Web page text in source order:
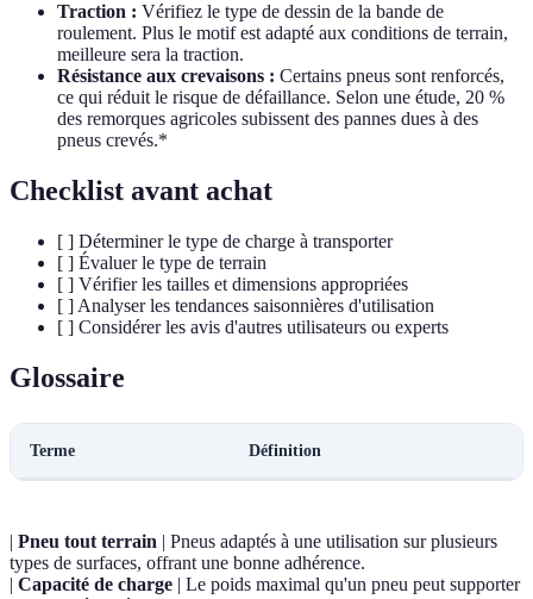
Traction : Vérifiez le type de dessin de la bande de
roulement. Plus le motif est adapté aux conditions de terrain,
meilleure sera la traction.
Résistance aux crevaisons : Certains pneus sont renforcés,
ce qui réduit le risque de défaillance. Selon une étude, 20 %
des remorques agricoles subissent des pannes dues à des
pneus crevés.*
Checklist avant achat
[ ] Déterminer le type de charge à transporter
[ ] Évaluer le type de terrain
[ ] Vérifier les tailles et dimensions appropriées
[ ] Analyser les tendances saisonnières d'utilisation
[ ] Considérer les avis d'autres utilisateurs ou experts
Glossaire
Terme Définition
| Pneu tout terrain | Pneus adaptés à une utilisation sur plusieurs
types de surfaces, offrant une bonne adhérence.
| Capacité de charge | Le poids maximal qu'un pneu peut supporter